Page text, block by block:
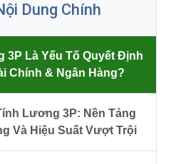
Dung Chính
3P Là Yếu Tố Quyết Định
Chính & Ngân Hàng?
Lương 3P: Nền Tảng
Và Hiệu Suất Vượt Trội